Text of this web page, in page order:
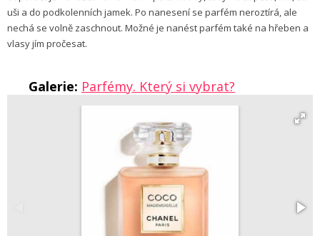
uši a do podkolenních jamek. Po nanesení se parfém neroztírá, ale
nechá se volně zaschnout. Možné je nanést parfém také na hřeben a
vlasy jím pročesat.
Galerie: Parfémy. Který si vybrat?